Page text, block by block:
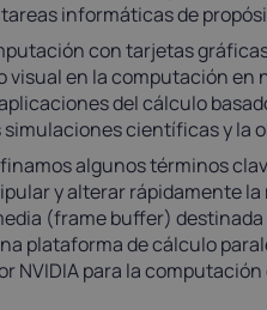
informáticas de
con tarjetas
en la computación en
del cálculo
científicas y la
algunos términos
y alterar rápidamente
(frame buffer)
plataforma de cálculo
NVIDIA para la